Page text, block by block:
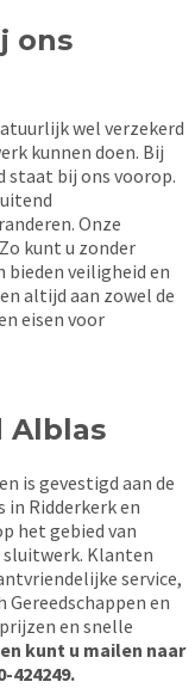
ons
wel verzekerd
kunnen doen. Bij
staat bij ons voorop.
Onze
kunt u zonder
bieden veiligheid en
altijd aan zowel de
eisen voor
Alblas
is gevestigd aan de
in Ridderkerk en
het gebied van
sluitwerk. Klanten
service,
Gereedschappen en
en snelle
kunt u mailen naar
424249.